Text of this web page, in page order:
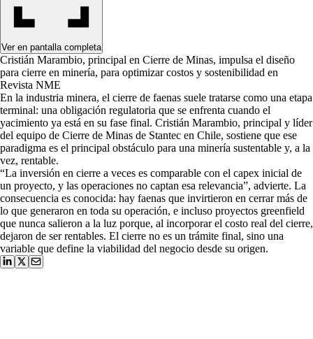
Ver en pantalla completa
Cristián Marambio, principal en Cierre de Minas, impulsa el diseño
para cierre en minería, para optimizar costos y sostenibilidad en
Revista NME
En la industria minera, el cierre de faenas suele tra­tarse como una etapa
terminal: una obligación re­gulatoria que se enfrenta cuando el
yacimiento ya está en su fase final. Cristián Marambio, principal y líder
del equipo de Cierre de Minas de Stantec en Chile, sostie­ne que ese
paradigma es el principal obstáculo para una minería sustentable y, a la
vez, rentable.
“La inversión en cierre a veces es comparable con el capex inicial de
un proyecto, y las operaciones no captan esa relevancia”, advierte. La
consecuencia es conocida: hay faenas que invirtieron en cerrar más de
lo que gene­raron en toda su operación, e incluso proyectos green­field
que nunca salieron a la luz porque, al incorporar el costo real del cierre,
dejaron de ser rentables. El cierre no es un trámite final, sino una
variable que define la via­bilidad del negocio desde su origen.